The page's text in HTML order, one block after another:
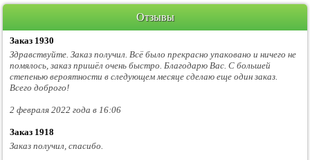
Отзывы
Заказ 1930
Здравствуйте. Заказ получил. Всё было прекрасно упаковано и ничего не
помялось, заказ пришёл очень быстро. Благодарю Вас. С большей
степенью вероятности в следующем месяце сделаю еще один заказ.
Всего доброго!
2 февраля 2022 года в 16:06
Заказ 1918
Заказ получил, спасибо.